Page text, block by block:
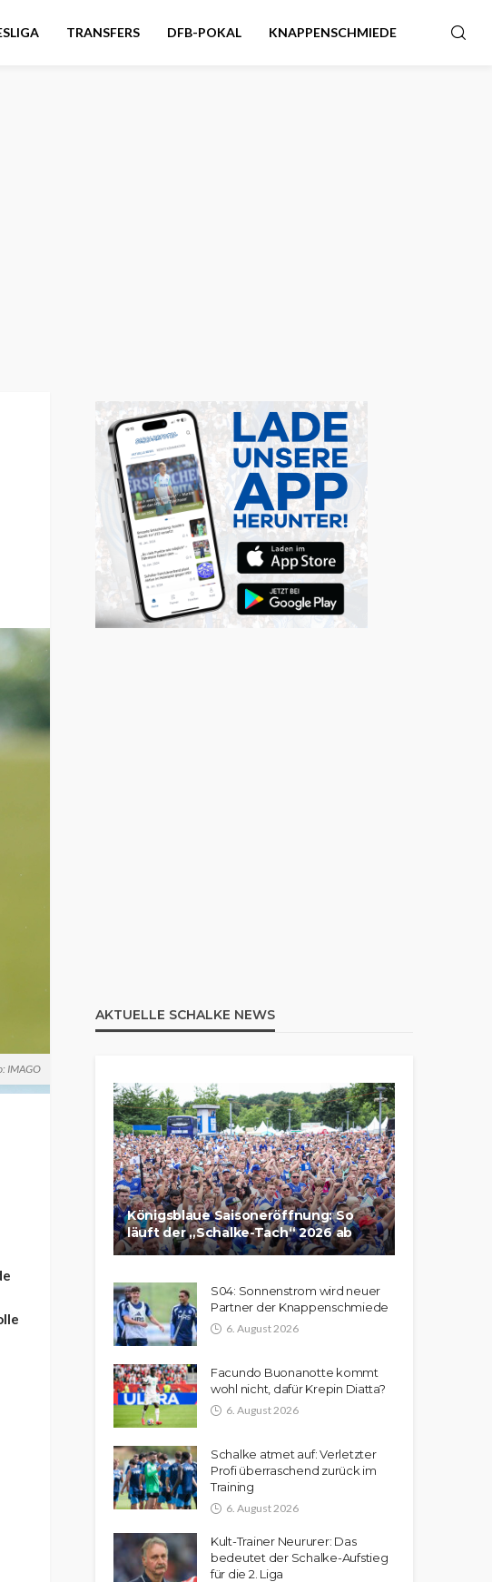
TRANSFERS DFB-POKAL KNAPPENSCHMIEDE
IMAGO
AKTUELLE SCHALKE NEWS
Königsblaue Saisoneröffnung: So
läuft der „Schalke-Tach“ 2026 ab
S04: Sonnenstrom wird neuer
Partner der Knappenschmiede
6. August 2026
Facundo Buonanotte kommt
wohl nicht, dafür Krepin Diatta?
6. August 2026
Schalke atmet auf: Verletzter
Profi überraschend zurück im
Training
6. August 2026
Kult-Trainer Neururer: Das
bedeutet der Schalke-Aufstieg
für die 2. Liga